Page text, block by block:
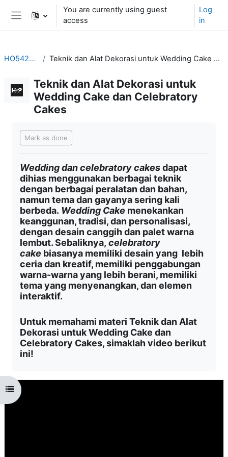
Skip to main content
Side panel
You are currently using guest
access
Log
in
Open course index
HO542_hibah Teknik dan Alat Dekorasi untuk Wedding Cake dan Celebratory Cakes
Teknik dan Alat Dekorasi untuk
Wedding Cake dan Celebratory
Cakes
Mark as done
Wedding dan celebratory cakesdapat
dihias menggunakan berbagai teknik
dengan berbagai peralatan dan bahan,
namun tema dan gayanya sering kali
berbeda. Wedding Cake menekankan
keanggunan, tradisi, dan personalisasi,
dengan desain canggih dan palet warna
lembut. Sebaliknya, celebratory
cake biasanya memiliki desain yang lebih
ceria dan kreatif, memiliki penggabungan
warna-warna yang lebih berani, memiliki
tema yang menyenangkan, dan elemen
interaktif.
Untuk memahami materi Teknik dan Alat
Dekorasi untuk Wedding Cake dan
Celebratory Cakes, simaklah video berikut
ini!